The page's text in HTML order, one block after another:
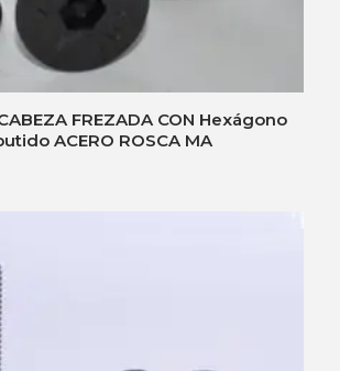
FREZADA CON Hexágono
ACERO ROSCA MA